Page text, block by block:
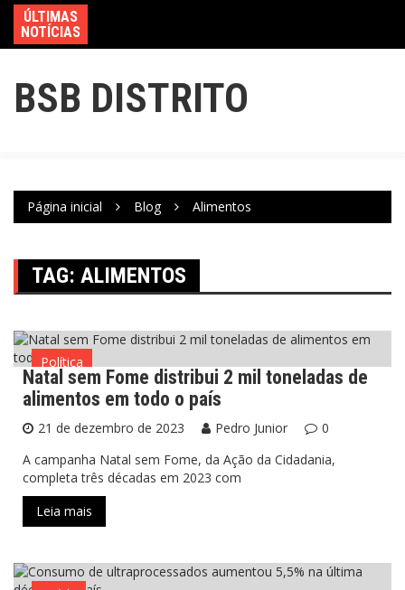
ÚLTIMAS
NOTÍCIAS
BSB DISTRITO
Página inicial Blog Alimentos
TAG: ALIMENTOS
Política
Natal sem Fome distribui 2 mil toneladas de
alimentos em todo o país
21 de dezembro de 2023 Pedro Junior
0
A campanha Natal sem Fome, da Ação da Cidadania,
completa três décadas em 2023 com
Leia mais